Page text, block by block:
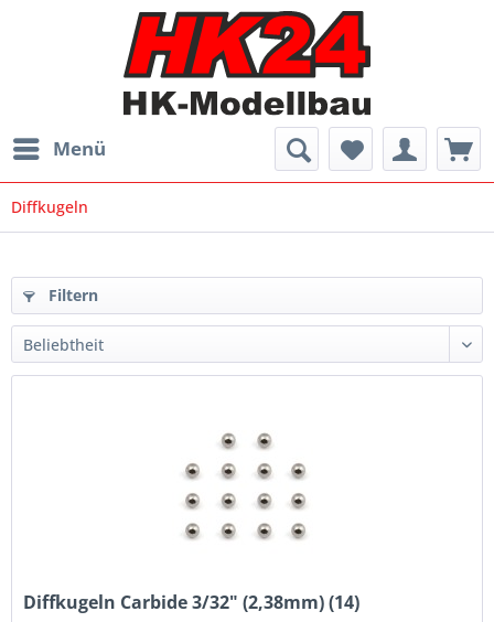
Menü
Diffkugeln
Filtern
Diffkugeln Carbide 3/32" (2,38mm) (14)